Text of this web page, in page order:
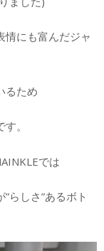
情にも富んだジャ
るため
。
では
らしさ”あるボト